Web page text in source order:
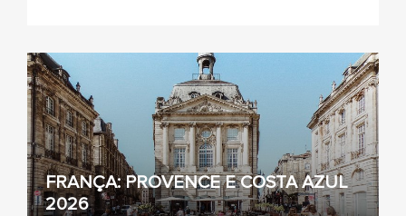
FRANÇA: PROVENCE E COSTA AZUL
2026